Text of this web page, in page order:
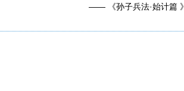
—— 《孙子兵法·始计篇 》